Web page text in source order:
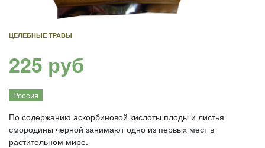
ЦЕЛЕБНЫЕ ТРАВЫ
225 руб
Россия
По содержанию аскорбиновой кислоты плоды и листья
смородины черной занимают одно из первых мест в
растительном мире.